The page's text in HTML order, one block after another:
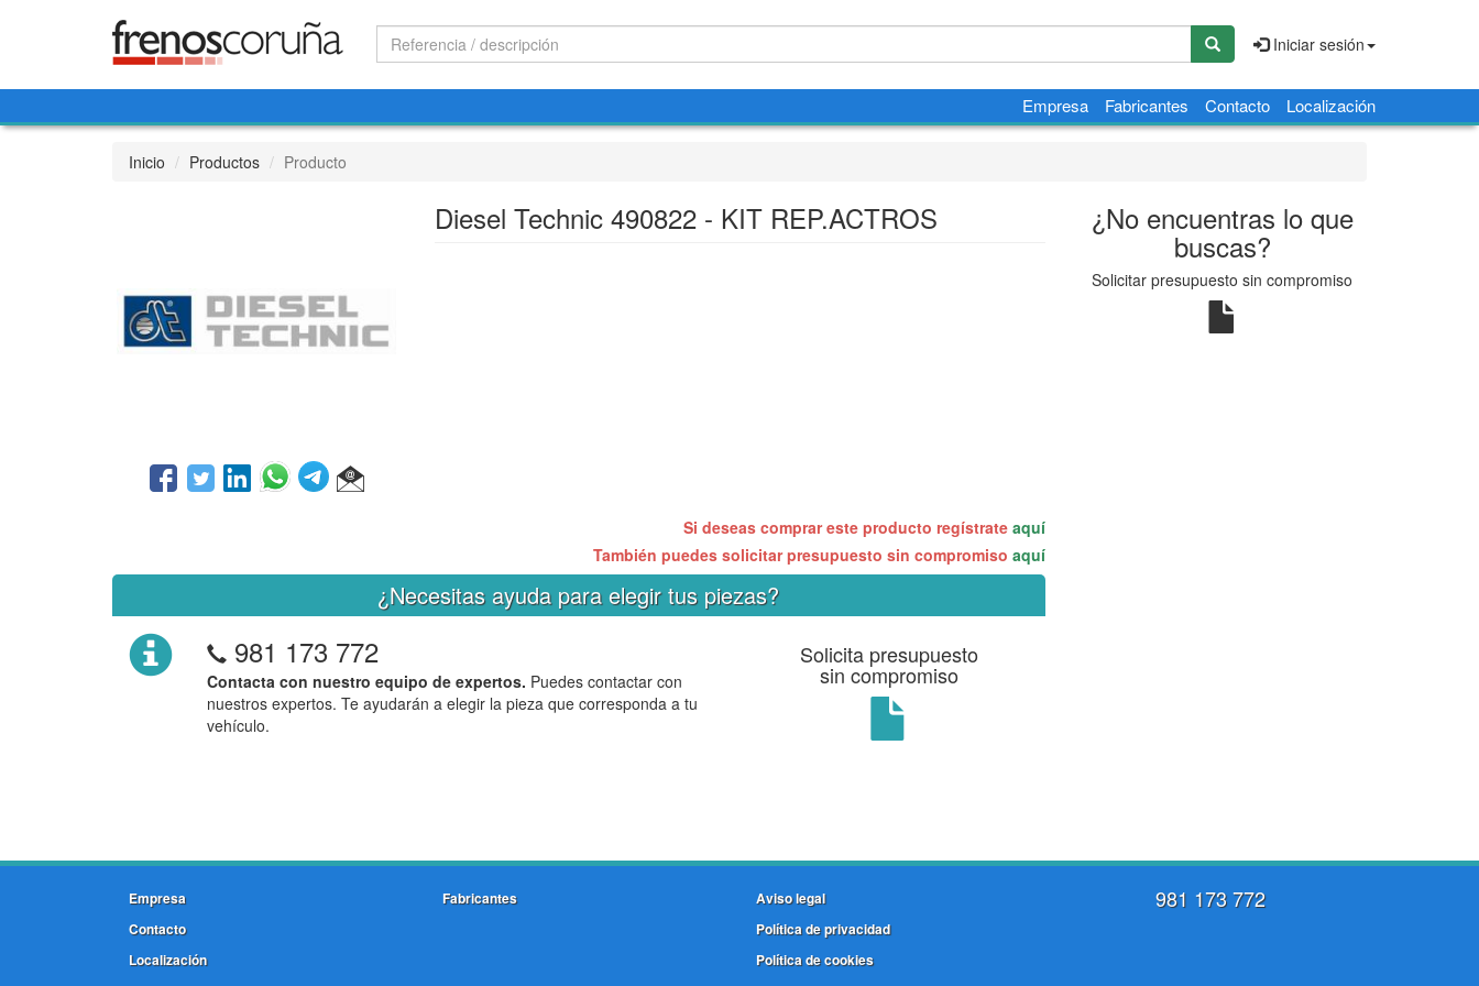
Iniciar sesión
Empresa Fabricantes Contacto Localización
Inicio Productos Producto
Diesel Technic 490822 - KIT REP.ACTROS
Si deseas comprar este producto regístrate aquí
También puedes solicitar presupuesto sin compromiso aquí
¿Necesitas ayuda para elegir tus piezas?
981 173 772
Contacta con nuestro equipo de expertos. Puedes contactar con
nuestros expertos. Te ayudarán a elegir la pieza que corresponda a tu
vehículo.
Solicita presupuesto
sin compromiso
¿No encuentras lo que
buscas?
Solicitar presupuesto sin compromiso
Empresa
Contacto
Localización
Fabricantes
Aviso legal
Política de privacidad
Política de cookies
981 173 772